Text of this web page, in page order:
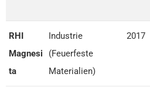
RHI
Magnesi
ta
Industrie
(Feuerfeste
Materialien)
2017